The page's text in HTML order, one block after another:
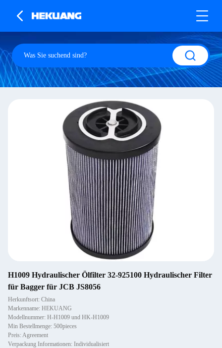
H1009 Hydraulischer Ölfilter 32-925100 Hydraulischer Filter
für Bagger für JCB JS8056
Herkunftsort: China
Markenname: HEKUANG
Modellnummer: H-H1009 und HK-H1009
Min Bestellmenge: 500pieces
Preis: Agreement
Verpackung Informationen: Individualisiert